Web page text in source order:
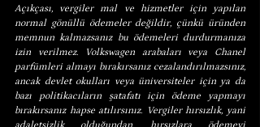
Açıkçası, vergiler mal ve hizmetler için yapılan
normal gönüllü ödemeler değildir, çünkü üründen
memnun kalmazsanız bu ödemeleri durdurmanıza
izin verilmez. Volkswagen arabaları veya Chanel
parfümleri almayı bırakırsanız cezalandırılmazsınız,
ancak devlet okulları veya üniversiteler için ya da
bazı politikacıların şatafatı için ödeme yapmayı
bırakırsanız hapse atılırsınız. Vergiler hırsızlık, yani
adaletsizlik olduğundan, hırsızlara ödemeyi